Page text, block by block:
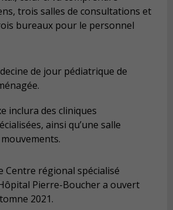
trois salles de consultations et
bureaux pour le personnel
de jour pédiatrique de
inclura des cliniques
ainsi qu’une salle
Centre régional spécialisé
Pierre-Boucher a ouvert
2021.